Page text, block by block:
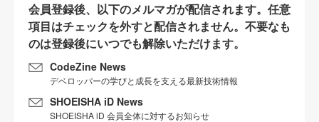
会員登録後、以下のメルマガが配信されます。任意
項目はチェックを外すと配信されません。不要なも
のは登録後にいつでも解除いただけます。
CodeZine News
デベロッパーの学びと成長を支える最新技術情報
SHOEISHA iD News
SHOEISHA iD 会員全体に対するお知らせ